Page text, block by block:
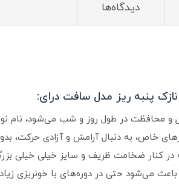
دیدگاه‌ها
پنبه‌ ریز مدل سافت‌ درای:
و محافظت در طول روز و شب می‌شود، نام
خاص، به دنبال آرامش و آزادی حرکت،
می‌شود حتی در دوره‌های با خونریزی